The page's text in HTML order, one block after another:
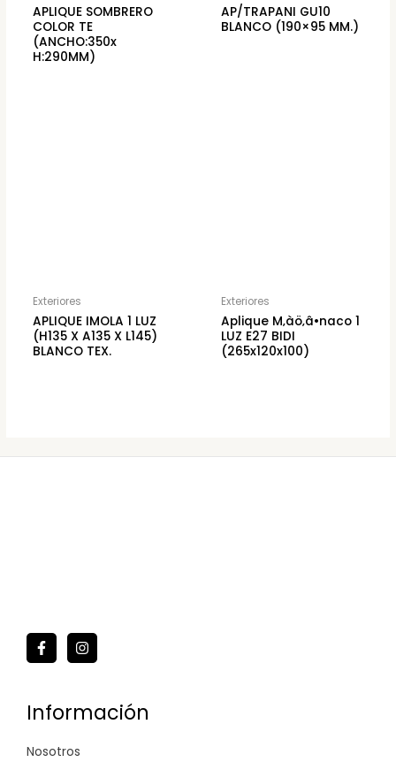
APLIQUE SOMBRERO
COLOR TE
(ANCHO:350x
H:290MM)
AP/TRAPANI GU10
BLANCO (190×95 MM.)
Exteriores
APLIQUE IMOLA 1 LUZ
(H135 X A135 X L145)
BLANCO TEX.
Exteriores
Aplique M‚àö‚â•naco 1
LUZ E27 BIDI
(265x120x100)
Información
Nosotros